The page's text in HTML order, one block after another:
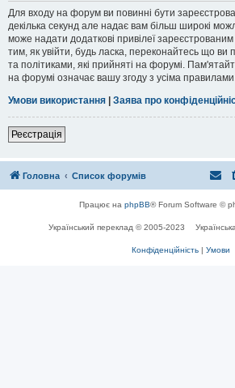
Для входу на форум ви повинні бути
декілька секунд але надає вам більш широкі
може надати додаткові привілеї
тим, як увійти, будь ласка, переконайтесь що ви
та політиками, які прийняті на форумі.
на форумі означає вашу згоду з усіма правилами.
Умови використання | Заява про
Реєстрація
Головна Список форумів
Працює на phpBB® Forum Software ©
Український переклад © 2005-2023
Конфіденційність | Умови